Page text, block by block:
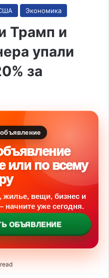
Экономика
Трамп и
упали
за
объявление
или по всему
жилье, вещи, бизнес и
уже сегодня.
ОБЪЯВЛЕНИЕ